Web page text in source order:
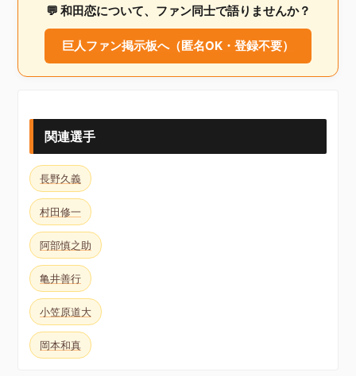
💬 和田恋について、ファン同士で語りませんか？
巨人ファン掲示板へ（匿名OK・登録不要）
関連選手
長野久義
村田修一
阿部慎之助
亀井善行
小笠原道大
岡本和真